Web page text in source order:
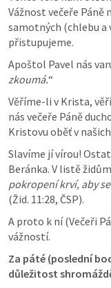
Vážnost večeře Páně
samotných (chlebu a
přistupujeme.
Apoštol Pavel nás
zkoumá.“
Věříme-li v Krista,
nás večeře Páně
Kristovu oběť v
Slavíme jí vírou!
Beránka. V listě
pokropení krví, aby
(Žid. 11:28, ČSP).
A proto k ní (Večeři
vážností.
Za páté (poslední
důležitost